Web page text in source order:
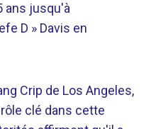
ans jusqu'à
D » Davis en
Crip de Los Angeles,
clé dans cette